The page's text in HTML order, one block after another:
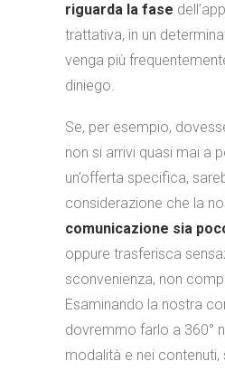
riguarda la fase
trattativa, in un
venga più
diniego.
Se, per esempio,
non si arrivi quasi mai a
un’offerta specifica,
considerazione che la
comunicazione sia
oppure trasferisca
sconvenienza, non
Esaminando la nostra
dovremmo farlo a 360°
modalità e nei contenuti,